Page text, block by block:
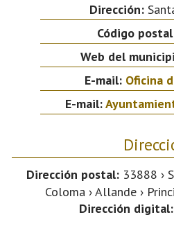
Dirección:
Código
Web del
E-mail: Oficina
E-mail:
Dirección postal: 33888 ›
Coloma › Allande ›
Dirección digital: